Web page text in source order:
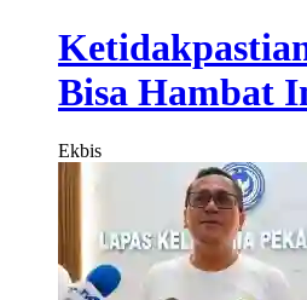
Bisa Hambat
Ekbis